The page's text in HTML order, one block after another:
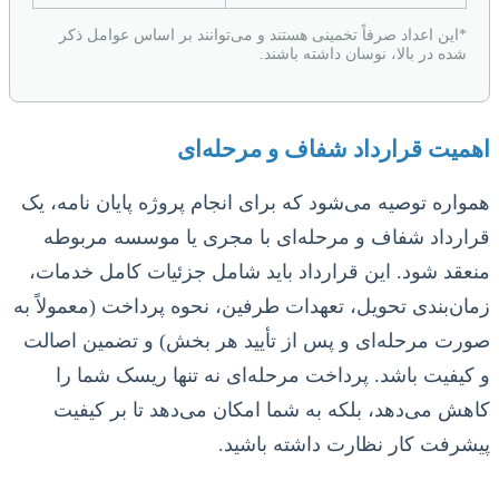
*این اعداد صرفاً تخمینی هستند و می‌توانند بر اساس عوامل ذکر
شده در بالا، نوسان داشته باشند.
اهمیت قرارداد شفاف و مرحله‌ای
همواره توصیه می‌شود که برای انجام پروژه پایان نامه، یک
قرارداد شفاف و مرحله‌ای با مجری یا موسسه مربوطه
منعقد شود. این قرارداد باید شامل جزئیات کامل خدمات،
زمان‌بندی تحویل، تعهدات طرفین، نحوه پرداخت (معمولاً به
صورت مرحله‌ای و پس از تأیید هر بخش) و تضمین اصالت
و کیفیت باشد. پرداخت مرحله‌ای نه تنها ریسک شما را
کاهش می‌دهد، بلکه به شما امکان می‌دهد تا بر کیفیت
پیشرفت کار نظارت داشته باشید.